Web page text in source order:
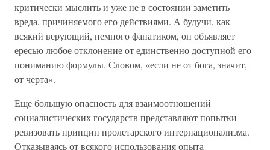
критически мыслить и уже не в состоянии заметить
вреда, причиняемого его действиями. А будучи, как
всякий верующий, немного фанатиком, он объявляет
ересью любое отклонение от единственно доступной его
пониманию формулы. Словом, «если не от бога, значит,
от черта».
Еще большую опасность для взаимоотношений
социалистических государств представляют попытки
ревизовать принцип пролетарского интернационализма.
Отказываясь от всякого использования опыта